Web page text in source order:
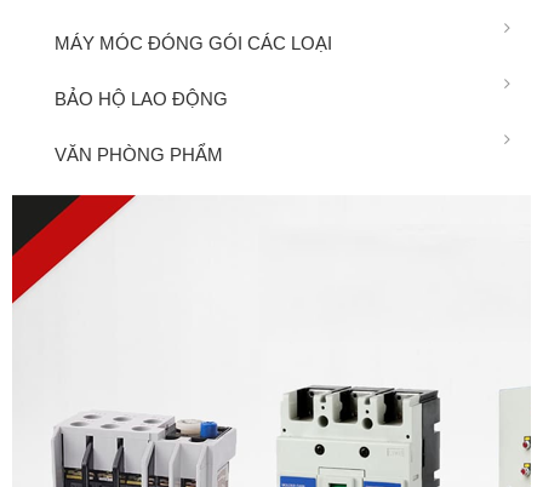
MÁY MÓC ĐÓNG GÓI CÁC LOẠI
BẢO HỘ LAO ĐỘNG
VĂN PHÒNG PHẨM